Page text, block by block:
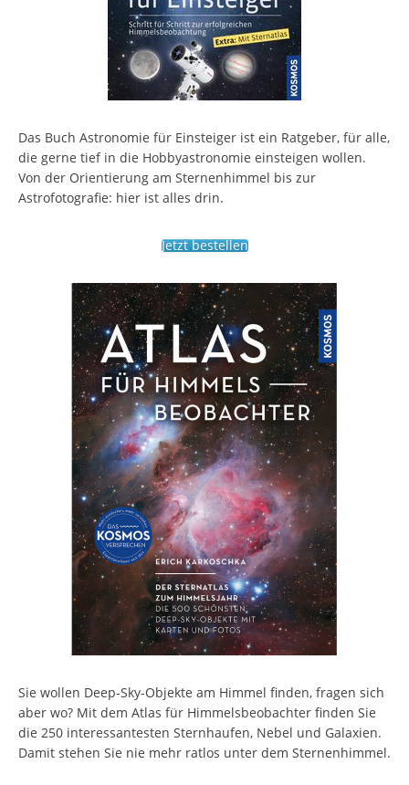
Das Buch Astronomie für Einsteiger ist ein Ratgeber, für alle,
die gerne tief in die Hobbyastronomie einsteigen wollen.
Von der Orientierung am Sternenhimmel bis zur
Astrofotografie: hier ist alles drin.
Jetzt bestellen
Sie wollen Deep-Sky-Objekte am Himmel finden, fragen sich
aber wo? Mit dem Atlas für Himmelsbeobachter finden Sie
die 250 interessantesten Sternhaufen, Nebel und Galaxien.
Damit stehen Sie nie mehr ratlos unter dem Sternenhimmel.